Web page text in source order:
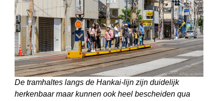
De tramhaltes langs de Hankai-lijn zijn duidelijk
herkenbaar maar kunnen ook heel bescheiden qua